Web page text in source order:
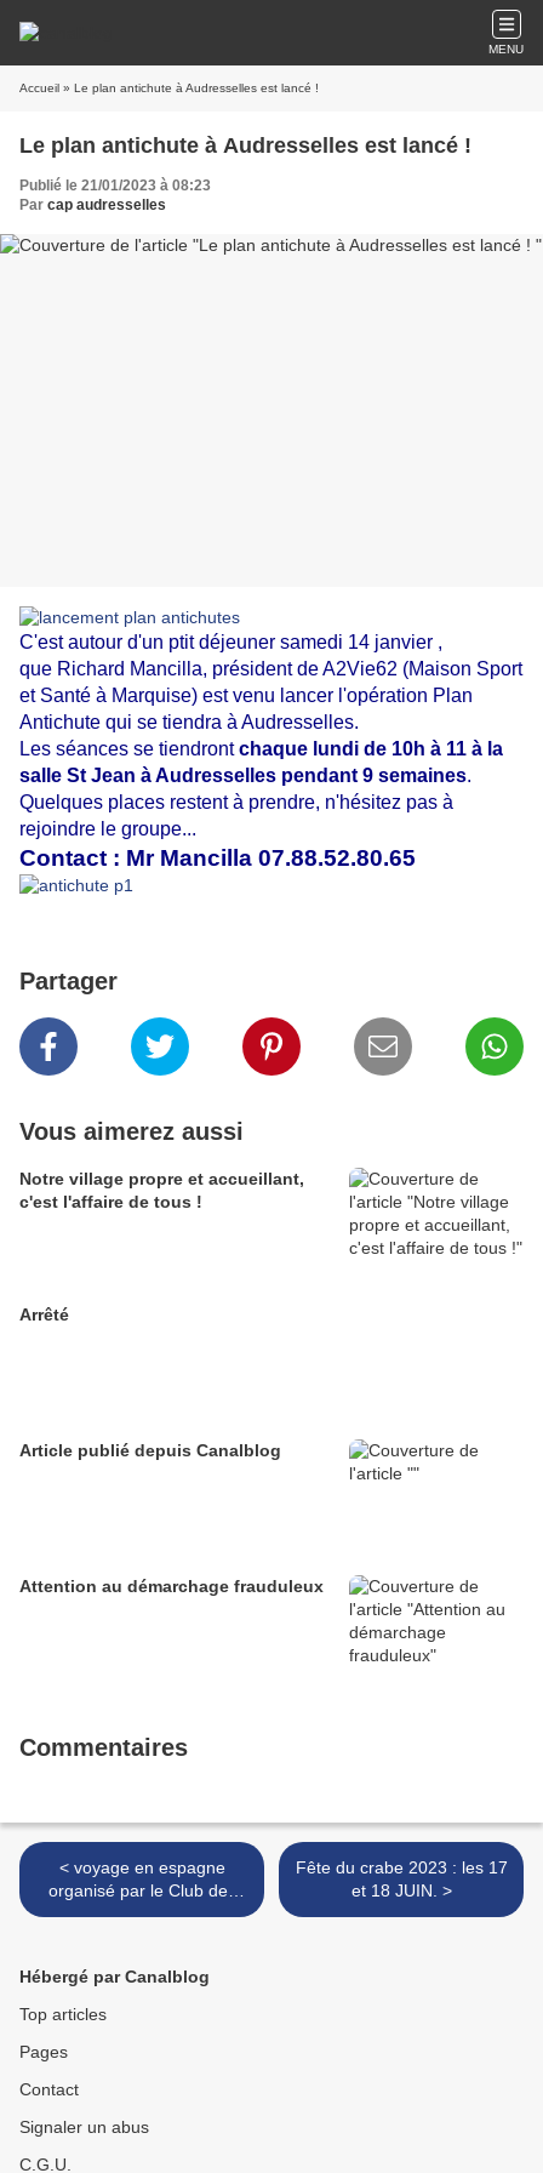
MENU
Accueil » Le plan antichute à Audresselles est lancé !
Le plan antichute à Audresselles est lancé !
Publié le 21/01/2023 à 08:23
Par cap audresselles
C'est autour d'un ptit déjeuner samedi 14 janvier ,
que Richard Mancilla, président de A2Vie62 (Maison Sport
et Santé à Marquise) est venu lancer l'opération Plan
Antichute qui se tiendra à Audresselles.
Les séances se tiendrontchaque lundi de 10h à 11 à la
salle St Jean à Audresselles pendant 9 semaines.
Quelques places restent à prendre, n'hésitez pas à
rejoindre le groupe...
Contact : Mr Mancilla 07.88.52.80.65
Partager
Vous aimerez aussi
Notre village propre et accueillant,
c'est l'affaire de tous !
Arrêté
Article publié depuis Canalblog
Attention au démarchage frauduleux
Commentaires
< voyage en espagne
organisé par le Club des
jeunes.
Fête du crabe 2023 : les 17
et 18 JUIN. >
Hébergé par Canalblog
Top articles
Pages
Contact
Signaler un abus
C.G.U.